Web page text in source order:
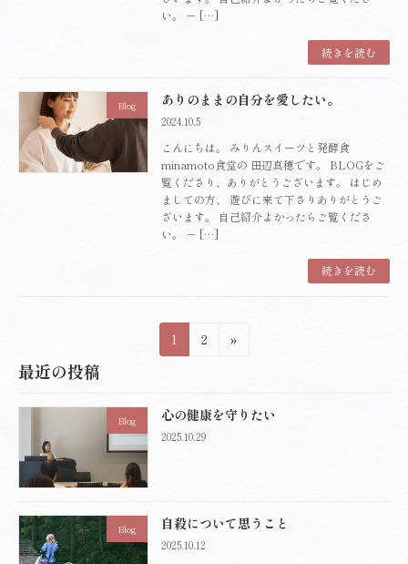
い。 － […]
続きを読む
Blog ありのままの自分を愛したい。
2024.10.5
こんにちは。 みりんスイーツと発酵食
minamoto食堂の 田辺真穂です。 BLOGをご
覧くださり、ありがとうございます。 はじめ
ましての方、 遊びに来て下さりありがとうご
ざいます。 自己紹介よかったらご覧くださ
い。 － […]
続きを読む
稿
ー
ジ
送
り
固
定
ジ
1
固
ジ
2 »
最近の投稿
Blog 心の健康を守りたい
2025.10.29
Blog 自殺について思うこと
2025.10.12